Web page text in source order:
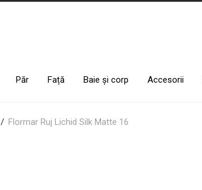
Păr Față Baie și corp Accesorii
/ Flormar Ruj Lichid Silk Matte 16